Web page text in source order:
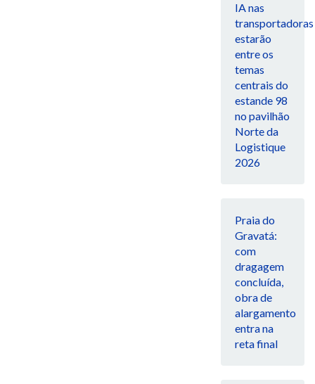
IA nas
transportadoras
estarão
entre os
temas
centrais do
estande 98
no pavilhão
Norte da
Logistique
2026
Praia do
Gravatá:
com
dragagem
concluída,
obra de
alargamento
entra na
reta final